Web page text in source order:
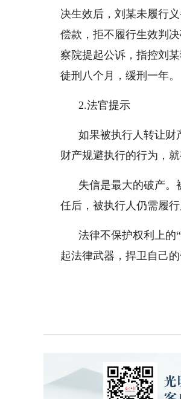
决生效后，刘某未履行
偿款，拒不履行生效判
察院提起公诉，指控刘
徒刑八个月，缓刑一年。
2.法官提示
如果被执行人转让财
财产规避执行的行为，
失信是最大的破产。
任后，被执行人仍需履
法律不保护权利上的
起法律武器，捍卫自己的